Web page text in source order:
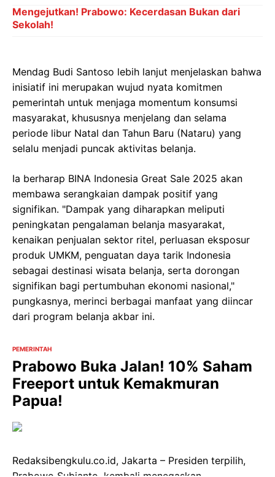
Mengejutkan! Prabowo: Kecerdasan Bukan dari
Sekolah!
Mendag Budi Santoso lebih lanjut menjelaskan bahwa
inisiatif ini merupakan wujud nyata komitmen
pemerintah untuk menjaga momentum konsumsi
masyarakat, khususnya menjelang dan selama
periode libur Natal dan Tahun Baru (Nataru) yang
selalu menjadi puncak aktivitas belanja.
Ia berharap BINA Indonesia Great Sale 2025 akan
membawa serangkaian dampak positif yang
signifikan. "Dampak yang diharapkan meliputi
peningkatan pengalaman belanja masyarakat,
kenaikan penjualan sektor ritel, perluasan eksposur
produk UMKM, penguatan daya tarik Indonesia
sebagai destinasi wisata belanja, serta dorongan
signifikan bagi pertumbuhan ekonomi nasional,"
pungkasnya, merinci berbagai manfaat yang diincar
dari program belanja akbar ini.
PEMERINTAH
Prabowo Buka Jalan! 10% Saham
Freeport untuk Kemakmuran
Papua!
Redaksibengkulu.co.id, Jakarta – Presiden terpilih,